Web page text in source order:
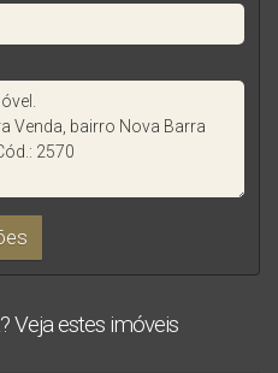
Veja estes imóveis